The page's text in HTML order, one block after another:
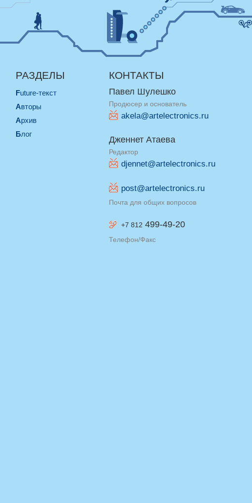
РАЗДЕЛЫ
Future-текст
Авторы
Архив
Блог
КОНТАКТЫ
Павел Шулешко
Продюсер и основатель
akela@artelectronics.ru
Дженнет Атаева
Редактор
djennet@artelectronics.ru
post@artelectronics.ru
Почта для общих вопросов
+7 812 499-49-20
Телефон/Факс